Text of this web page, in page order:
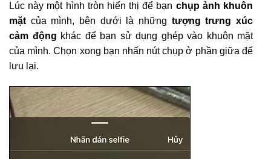
Lúc này một hình tròn hiển thị để bạn chụp ảnh khuôn
mặt của mình, bên dưới là những tượng trưng xúc
cảm động khác để bạn sử dụng ghép vào khuôn mặt
của mình. Chọn xong bạn nhấn nút chụp ở phần giữa để
lưu lại.